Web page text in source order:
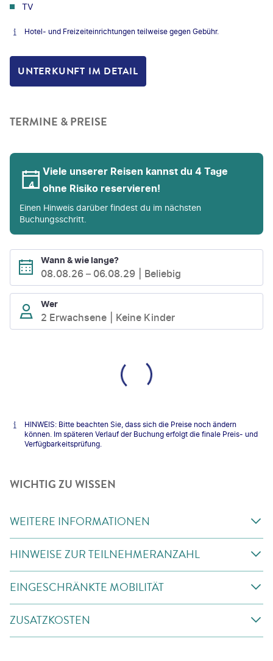
TV
Hotel- und Freizeiteinrichtungen teilweise gegen Gebühr.
UNTERKUNFT IM DETAIL
TERMINE & PREISE
Viele unserer Reisen kannst du 4 Tage
ohne Risiko reservieren!
Einen Hinweis darüber findest du im nächsten
Buchungsschritt.
Wann & wie lange?
08.08.26 – 06.08.29 Beliebig
Wer
2 Erwachsene Keine Kinder
HINWEIS: Bitte beachten Sie, dass sich die Preise noch ändern
können. Im späteren Verlauf der Buchung erfolgt die finale Preis- und
Verfügbarkeitsprüfung.
WICHTIG ZU WISSEN
WEITERE INFORMATIONEN
HINWEISE ZUR TEILNEHMERANZAHL
EINGESCHRÄNKTE MOBILITÄT
ZUSATZKOSTEN